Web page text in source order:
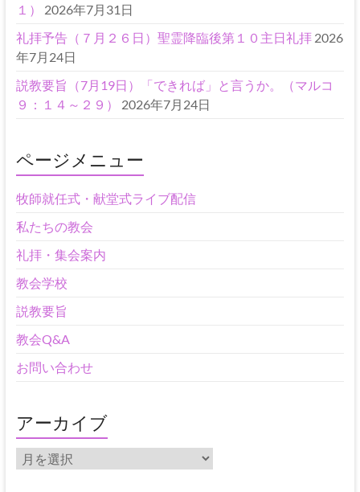
１）
2026年7月31日
礼拝予告（７月２６日）聖霊降臨後第１０主日礼拝 2026
年7月24日
説教要旨（7月19日）「できれば」と言うか。（マルコ
９：１４～２９）
2026年7月24日
ページメニュー
牧師就任式・献堂式ライブ配信
私たちの教会
礼拝・集会案内
教会学校
説教要旨
教会Q&A
お問い合わせ
アーカイブ
ア
ー